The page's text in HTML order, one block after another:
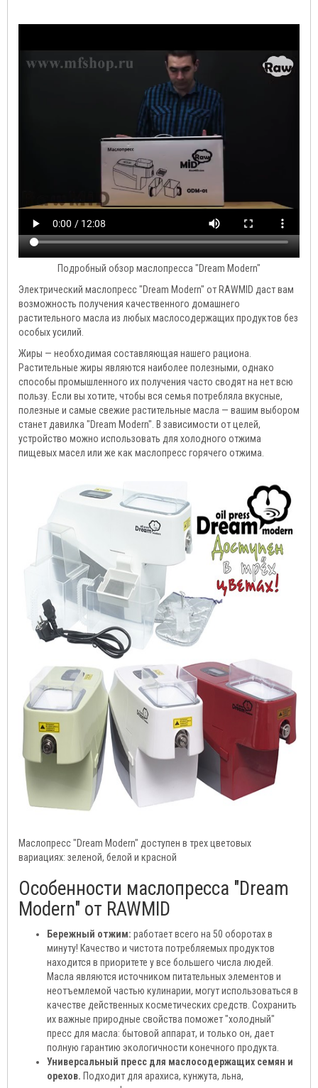
Подробный обзор маслопресса "Dream Modern"
Электрический маслопресс "Dream Modern" от RAWMID даст вам
возможность получения качественного домашнего
растительного масла из любых маслосодержащих продуктов без
особых усилий.
Жиры — необходимая составляющая нашего рациона.
Растительные жиры являются наиболее полезными, однако
способы промышленного их получения часто сводят на нет всю
пользу. Если вы хотите, чтобы вся семья потребляла вкусные,
полезные и самые свежие растительные масла — вашим выбором
станет давилка "Dream Modern". В зависимости от целей,
устройство можно использовать для холодного отжима
пищевых масел или же как маслопресс горячего отжима.
Маслопресс "Dream Modern" доступен в трех цветовых
вариациях: зеленой, белой и красной
Особенности маслопресса "Dream
Modern" от RAWMID
Бережный отжим: работает всего на 50 оборотах в
минуту! Качество и чистота потребляемых продуктов
находится в приоритете у все большего числа людей.
Масла являются источником питательных элементов и
неотъемлемой частью кулинарии, могут использоваться в
качестве действенных косметических средств. Сохранить
их важные природные свойства поможет "холодный"
пресс для масла: бытовой аппарат, и только он, дает
полную гарантию экологичности конечного продукта.
Универсальный пресс для маслосодержащих семян и
орехов. Подходит для арахиса, кунжута, льна,